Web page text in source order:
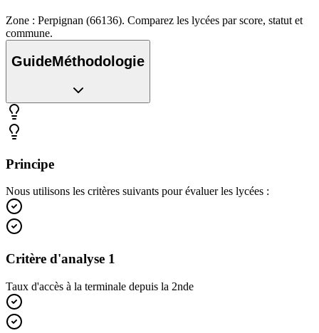
Zone : Perpignan (66136). Comparez les lycées par score, statut et
commune.
GuideMéthodologie
Principe
Nous utilisons les critères suivants pour évaluer les lycées :
Critère d'analyse 1
Taux d'accès à la terminale depuis la 2nde